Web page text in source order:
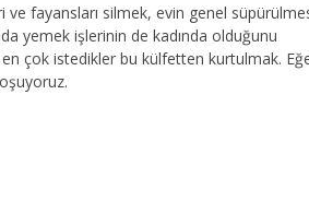
fayansları silmek, evin genel
yemek işlerinin de kadında olduğunu
çok istedikler bu külfetten kurtulmak.